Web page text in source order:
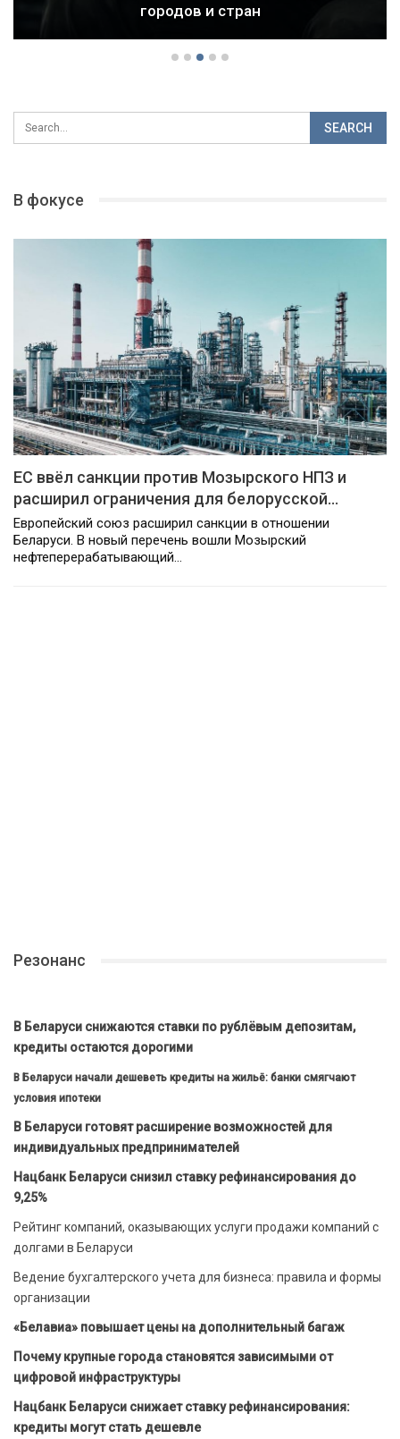
городов и стран
В фокусе
ЕС ввёл санкции против Мозырского НПЗ и
расширил ограничения для белорусской…
Европейский союз расширил санкции в отношении
Беларуси. В новый перечень вошли Мозырский
нефтеперерабатывающий…
Резонанс
В Беларуси снижаются ставки по рублёвым депозитам,
кредиты остаются дорогими
В Беларуси начали дешеветь кредиты на жильё: банки смягчают
условия ипотеки
В Беларуси готовят расширение возможностей для
индивидуальных предпринимателей
Нацбанк Беларуси снизил ставку рефинансирования до
9,25%
Рейтинг компаний, оказывающих услуги продажи компаний с
долгами в Беларуси
Ведение бухгалтерского учета для бизнеса: правила и формы
организации
«Белавиа» повышает цены на дополнительный багаж
Почему крупные города становятся зависимыми от
цифровой инфраструктуры
Нацбанк Беларуси снижает ставку рефинансирования:
кредиты могут стать дешевле